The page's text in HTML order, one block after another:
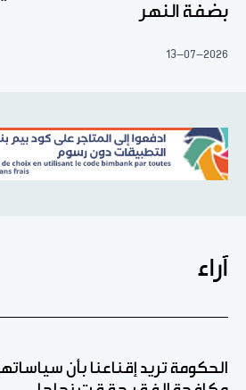
بضفة النهر
13-07-2026
آراء
الحكومة تريد إقناعنا بأن